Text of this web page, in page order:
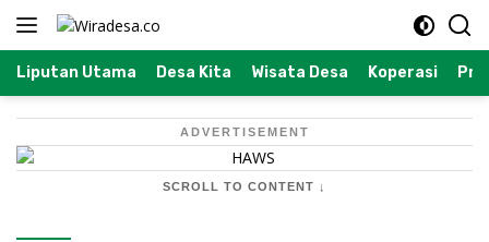
Langsung
Liputan Utama Desa Kita Wisata Desa Koperasi
ADVERTISEMENT
SCROLL TO CONTENT ↓